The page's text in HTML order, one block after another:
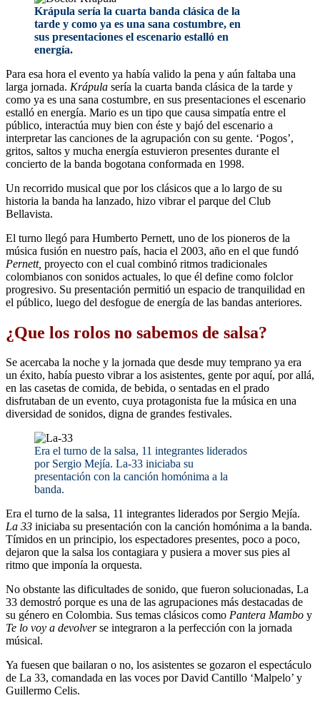
Krápula sería la cuarta banda clásica de la
tarde y como ya es una sana costumbre, en
sus presentaciones el escenario estalló en
energía.
Para esa hora el evento ya había valido la pena y aún faltaba una
larga jornada. Krápula sería la cuarta banda clásica de la tarde y
como ya es una sana costumbre, en sus presentaciones el escenario
estalló en energía. Mario es un tipo que causa simpatía entre el
público, interactúa muy bien con éste y bajó del escenario a
interpretar las canciones de la agrupación con su gente. ‘Pogos’,
gritos, saltos y mucha energía estuvieron presentes durante el
concierto de la banda bogotana conformada en 1998.
Un recorrido musical que por los clásicos que a lo largo de su
historia la banda ha lanzado, hizo vibrar el parque del Club
Bellavista.
El turno llegó para Humberto Pernett, uno de los pioneros de la
música fusión en nuestro país, hacia el 2003, año en el que fundó
Pernett, proyecto con el cual combinó ritmos tradicionales
colombianos con sonidos actuales, lo que él define como folclor
progresivo. Su presentación permitió un espacio de tranquilidad en
el público, luego del desfogue de energía de las bandas anteriores.
¿Que los rolos no sabemos de salsa?
Se acercaba la noche y la jornada que desde muy temprano ya era
un éxito, había puesto vibrar a los asistentes, gente por aquí, por allá,
en las casetas de comida, de bebida, o sentadas en el prado
disfrutaban de un evento, cuya protagonista fue la música en una
diversidad de sonidos, digna de grandes festivales.
Era el turno de la salsa, 11 integrantes liderados
por Sergio Mejía. La-33 iniciaba su
presentación con la canción homónima a la
banda.
Era el turno de la salsa, 11 integrantes liderados por Sergio Mejía.
La 33 iniciaba su presentación con la canción homónima a la banda.
Tímidos en un principio, los espectadores presentes, poco a poco,
dejaron que la salsa los contagiara y pusiera a mover sus pies al
ritmo que imponía la orquesta.
No obstante las dificultades de sonido, que fueron solucionadas, La
33 demostró porque es una de las agrupaciones más destacadas de
su género en Colombia. Sus temas clásicos como Pantera Mambo y
Te lo voy a devolverse integraron a la perfección con la jornada
músical.
Ya fuesen que bailaran o no, los asistentes se gozaron el espectáculo
de La 33, comandada en las voces por David Cantillo ‘Malpelo’ y
Guillermo Celis.